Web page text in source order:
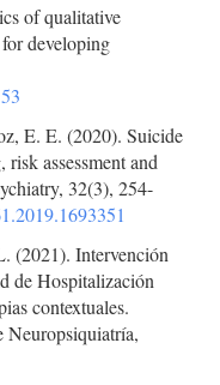
of qualitative
developing
E. E. (2020). Suicide
assessment and
32(3), 254-
(2021). Intervención
de Hospitalización
contextuales.
Neuropsiquiatría,